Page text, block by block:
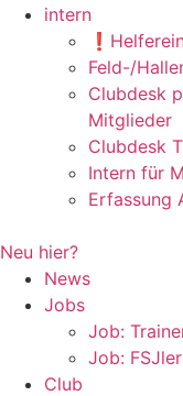
intern
Feld-/
Clubdesk
Mitglieder
Clubdesk
Intern für
Erfassung
Neu hier?
News
Jobs
Job:
Job:
Club